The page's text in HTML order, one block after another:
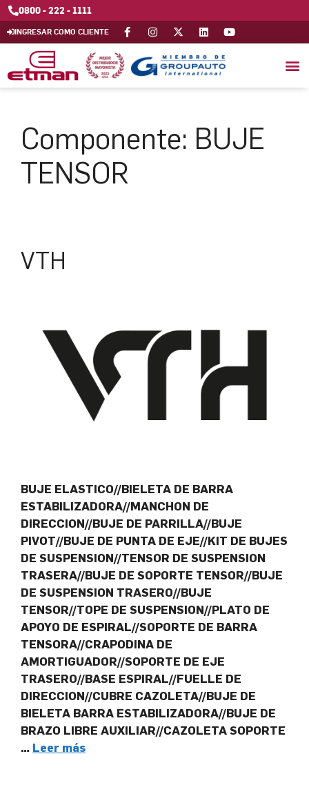
0800 - 222 - 1111
INGRESAR COMO CLIENTE
Componente: BUJE
TENSOR
VTH
BUJE ELASTICO//BIELETA DE BARRA
ESTABILIZADORA//MANCHON DE
DIRECCION//BUJE DE PARRILLA//BUJE
PIVOT//BUJE DE PUNTA DE EJE//KIT DE BUJES
DE SUSPENSION//TENSOR DE SUSPENSION
TRASERA//BUJE DE SOPORTE TENSOR//BUJE
DE SUSPENSION TRASERO//BUJE
TENSOR//TOPE DE SUSPENSION//PLATO DE
APOYO DE ESPIRAL//SOPORTE DE BARRA
TENSORA//CRAPODINA DE
AMORTIGUADOR//SOPORTE DE EJE
TRASERO//BASE ESPIRAL//FUELLE DE
DIRECCION//CUBRE CAZOLETA//BUJE DE
BIELETA BARRA ESTABILIZADORA//BUJE DE
BRAZO LIBRE AUXILIAR//CAZOLETA SOPORTE
… Leer más